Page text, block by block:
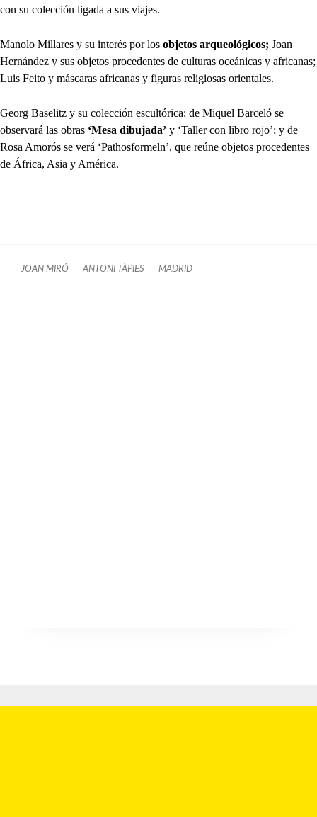
con su colección ligada a sus viajes.
Manolo Millares y su interés por los objetos arqueológicos; Joan
Hernández y sus objetos procedentes de culturas oceánicas y africanas;
Luis Feito y máscaras africanas y figuras religiosas orientales.
Georg Baselitz y su colección escultórica; de Miquel Barceló se
observará las obras ‘Mesa dibujada’ y ‘Taller con libro rojo’; y de
Rosa Amorós se verá ‘Pathosformeln’, que reúne objetos procedentes
de África, Asia y América.
JOAN MIRÓ ANTONI TÀPIES MADRID